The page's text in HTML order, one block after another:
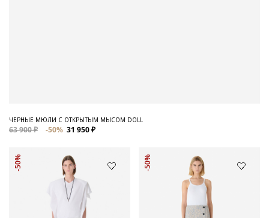
ЧЕРНЫЕ МЮЛИ С ОТКРЫТЫМ МЫСОМ DOLL
63 900 ₽ -50% 31 950 ₽
-50% -50%